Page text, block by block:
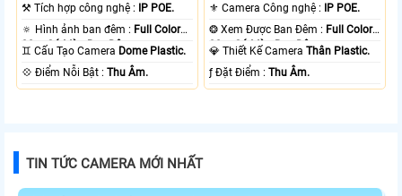
⚒ Tích hợp công nghệ : IP POE.
🔅 Hình ảnh ban đêm : Full Color
30m Có Màu Ban Ðêm.
♊ Cấu Tạo Camera Dome Plastic.
️💠 Điểm Nỗi Bật :Thu Âm.
⚜️ Camera Công nghệ : IP POE.
❂ Xem Được Ban Đêm : Full Color
30m Có Màu Ban Ðêm.
💎 Thiết Kế CameraThân Plastic.
️ƒ Đặt Điểm :Thu Âm.
TIN TỨC CAMERA MỚI NHẤT